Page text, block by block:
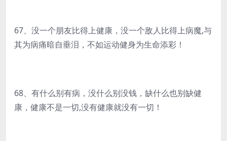
67、没一个朋友比得上健康，没一个敌人比得上病魔,与
其为病痛暗自垂泪，不如运动健身为生命添彩！
68、有什么别有病，没什么别没钱，缺什么也别缺健
康，健康不是一切,没有健康就没有一切！